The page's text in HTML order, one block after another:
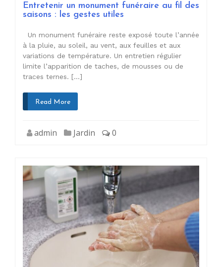
Entretenir un monument funéraire au fil des
saisons : les gestes utiles
Un monument funéraire reste exposé toute l’année
à la pluie, au soleil, au vent, aux feuilles et aux
variations de température. Un entretien régulier
limite l’apparition de taches, de mousses ou de
traces ternes. […]
Read More
admin Jardin 0